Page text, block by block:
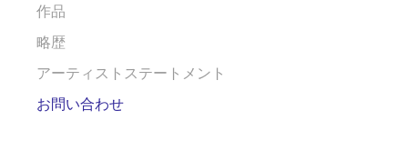
作品
略歴
アーティストステートメント
お問い合わせ